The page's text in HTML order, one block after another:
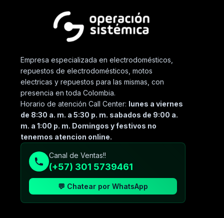
Empresa especializada en electrodomésticos,
repuestos de electrodomésticos, motos
electricas y repuestos para las mismas, con
presencia en toda Colombia.
Horario de atención Call Center: lunes a viernes
de 8:30 a. m. a 5:30 p. m. sabados de 9:00 a.
m. a 1:00 p. m. Domingos y festivos no
tenemos atencion online.
Canal de Ventas!!
(+57) 301 5739461
💬 Chatear por WhatsApp